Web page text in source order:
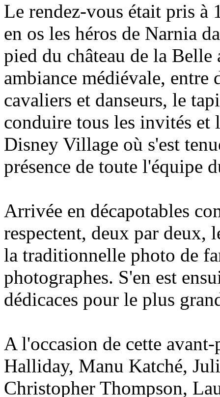
Le rendez-vous était pris à
en os les héros de Narnia
pied du château de la
ambiance médiévale, entre
cavaliers et danseurs, le
conduire tous les invités et
Disney Village où s'est
présence de toute l'équipe
Arrivée en décapotables
respectent, deux par deux,
la traditionnelle photo de
photographes. S'en est
dédicaces pour le plus
A l'occasion de cette
Halliday, Manu Katché,
Christopher Thompson,